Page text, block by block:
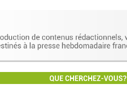
QUE CHERCHEZ-VOUS?